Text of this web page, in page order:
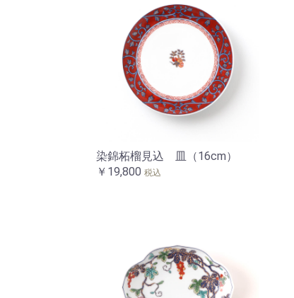
染錦柘榴見込 皿（16cm）
￥19,800 税込